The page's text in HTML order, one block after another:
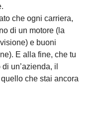
che ogni carriera,
di un motore (la
e buoni
E alla fine, che tu
un’azienda, il
che stai ancora